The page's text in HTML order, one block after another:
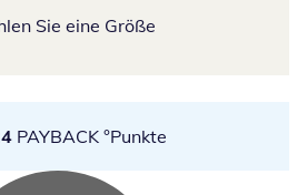
Sie eine Größe
PAYBACK °Punkte